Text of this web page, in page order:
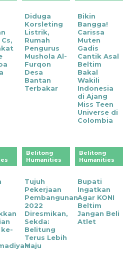
Diduga
Korsleting
Listrik,
Rumah
Pengurus
Mushola Al-
Furqon
Desa
Bantan
Terbakar
Bikin
Bangga!
Carissa
Muten
Gadis
Cantik Asal
Beltim
Bakal
Wakili
Indonesia
di Ajang
Miss Teen
Universe di
Colombia
ke-
Belitong
Humanities
Tujuh
Pekerjaan
Pembangunan
2022
Diresmikan,
Sekda:
Belitung
Terus Lebih
Maju
Belitong
Humanities
Bupati
Ingatkan
Agar KONI
Beltim
Jangan Beli
Atlet